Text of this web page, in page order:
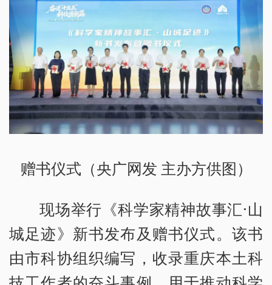
赠书仪式（央广网发 主办方供图）
现场举行《科学家精神故事汇·山
城足迹》新书发布及赠书仪式。该书
由市科协组织编写，收录重庆本土科